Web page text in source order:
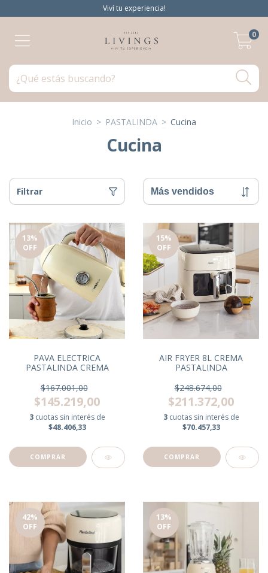
Viví tu experiencia!
0
Inicio > PASTALINDA > Cucina
Cucina
Filtrar
13%
OFF
PAVA ELECTRICA
PASTALINDA CREMA
$167.001,00
$145.219,00
3 cuotas sin interés de
$48.406,33
15%
OFF
AIR FRYER 8L CREMA
PASTALINDA
$248.674,00
$211.372,00
3 cuotas sin interés de
$70.457,33
42%
OFF
13%
OFF